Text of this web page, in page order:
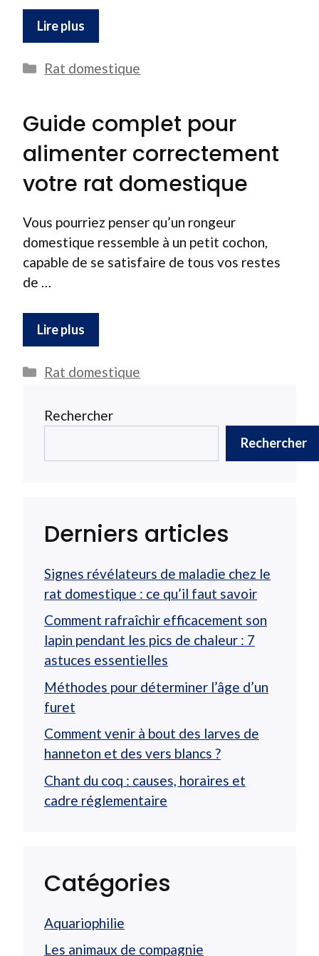
Lire plus
Catégories
Rat domestique
Guide complet pour
alimenter correctement
votre rat domestique
Vous pourriez penser qu’un rongeur
domestique ressemble à un petit cochon,
capable de se satisfaire de tous vos restes
de …
Lire plus
Catégories
Rat domestique
Rechercher
Rechercher
Derniers articles
Signes révélateurs de maladie chez le
rat domestique : ce qu’il faut savoir
Comment rafraîchir efficacement son
lapin pendant les pics de chaleur : 7
astuces essentielles
Méthodes pour déterminer l’âge d’un
furet
Comment venir à bout des larves de
hanneton et des vers blancs ?
Chant du coq : causes, horaires et
cadre réglementaire
Catégories
Aquariophilie
Les animaux de compagnie